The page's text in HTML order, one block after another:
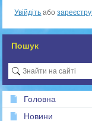
Увійдіть або
Пошук
Головна
Новини